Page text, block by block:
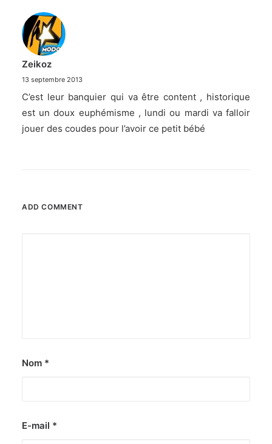
Zeikoz
13 septembre 2013
C’est leur banquier qui va être content , historique
est un doux euphémisme , lundi ou mardi va falloir
jouer des coudes pour l’avoir ce petit bébé
ADD COMMENT
Nom *
E-mail *